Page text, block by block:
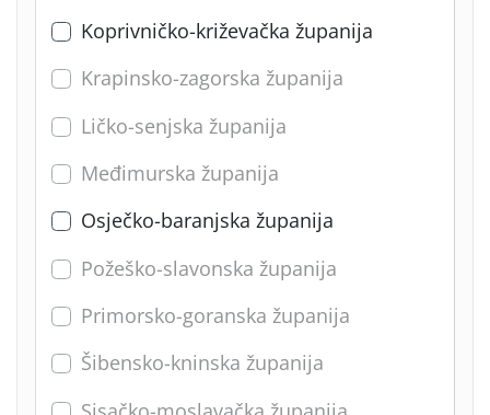
Koprivničko-križevačka županija
Krapinsko-zagorska županija
Ličko-senjska županija
Međimurska županija
Osječko-baranjska županija
Požeško-slavonska županija
Primorsko-goranska županija
Šibensko-kninska županija